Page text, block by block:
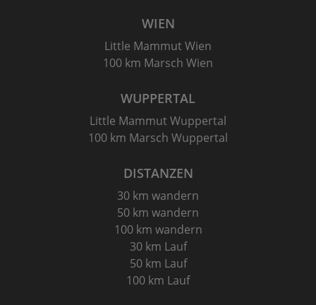
WIEN
Little Mammut Wien
100 km Marsch Wien
WUPPERTAL
Little Mammut Wuppertal
100 km Marsch Wuppertal
DISTANZEN
30 km wandern
50 km wandern
100 km wandern
30 km Lauf
50 km Lauf
100 km Lauf